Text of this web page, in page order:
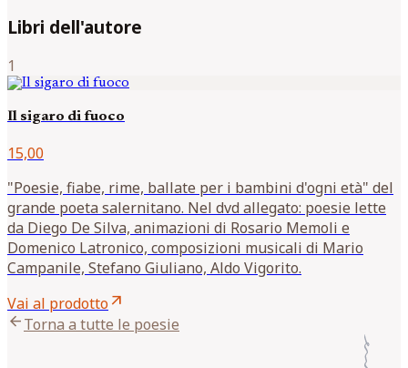
Libri dell'autore
1
Il sigaro di fuoco
15,00
"Poesie, fiabe, rime, ballate per i bambini d'ogni età" del
grande poeta salernitano. Nel dvd allegato: poesie lette
da Diego De Silva, animazioni di Rosario Memoli e
Domenico Latronico, composizioni musicali di Mario
Campanile, Stefano Giuliano, Aldo Vigorito.
Vai al prodottoarrow_outward
arrow_backTorna a tutte le poesie